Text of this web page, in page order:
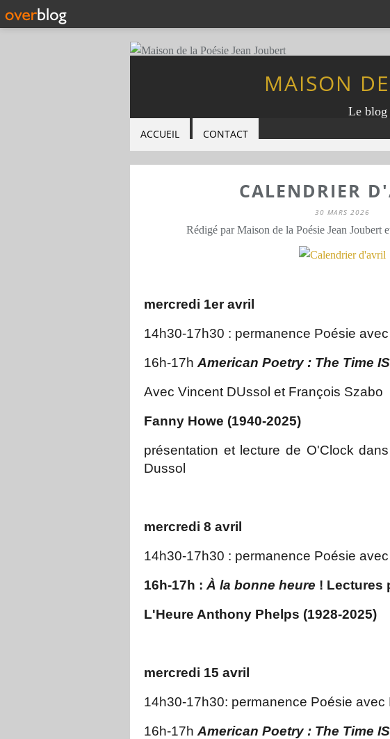
MAISON
Le blog
ACCUEIL CONTACT
CALENDRIER
30 MARS 2026
Rédigé par Maison de la Poésie Jean Joubert
mercredi 1er avril
14h30-17h30 : permanence Poésie
16h-17h American Poetry : The Time
Avec Vincent DUssol et François Szabo
Fanny Howe (1940-2025)
présentation et lecture de O'Clock
Dussol
mercredi 8 avril
14h30-17h30 : permanence Poésie
16h-17h : À la bonne heure ! Lectures
L'Heure Anthony Phelps (1928-2025)
mercredi 15 avril
14h30-17h30: permanence Poésie avec
16h-17h American Poetry : The Time